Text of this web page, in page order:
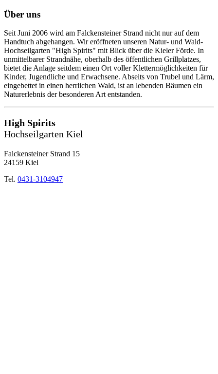
Über uns
Seit Juni 2006 wird am Falckensteiner Strand nicht nur auf dem
Handtuch abgehangen. Wir eröffneten unseren Natur- und Wald-
Hochseilgarten "High Spirits" mit Blick über die Kieler Förde. In
unmittelbarer Strandnähe, oberhalb des öffentlichen Grillplatzes,
bietet die Anlage seitdem einen Ort voller Klettermöglichkeiten für
Kinder, Jugendliche und Erwachsene. Abseits von Trubel und Lärm,
eingebettet in einen herrlichen Wald, ist an lebenden Bäumen ein
Naturerlebnis der besonderen Art entstanden.
High Spirits
Hochseilgarten Kiel
Falckensteiner Strand 15
24159 Kiel
Tel. 0431-3104947